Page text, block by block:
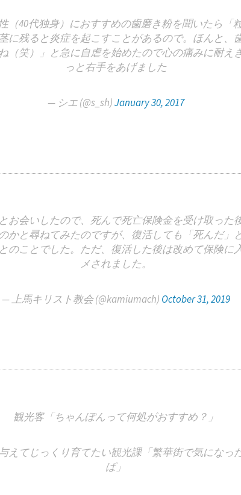
（40代独身）におすすめの歯磨き粉を聞いたら「
に残ると炎症を起こすことがあるので。ほんと、
（笑）」と急に自虐を始めたので心の痛みに耐え
っと右手をあげました
— シエ (@s_sh)January 30, 2017
お会いしたので、死んで死亡保険金を受け取った
かと尋ねてみたのですが、復活しても「死んだ」
のことでした。ただ、復活した後は改めて保険に
メされました。
— 上馬キリスト教会 (@kamiumach) October 31, 2019
観光客「ちゃんぽんって何処がおすすめ？」
えてじっくり育てたい観光課「繁華街で気になっ
ば」